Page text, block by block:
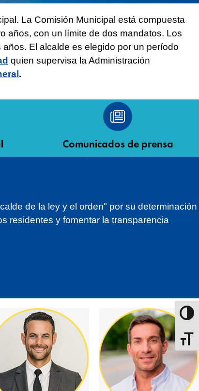
La Comisión Municipal está compuesta
años, con un límite de dos mandatos. Los
El alcalde es elegido por un período
quien supervisa la Administración
.
Comunicados de prensa
de la ley y el orden" por su determinación
residentes y fomentar la transparencia